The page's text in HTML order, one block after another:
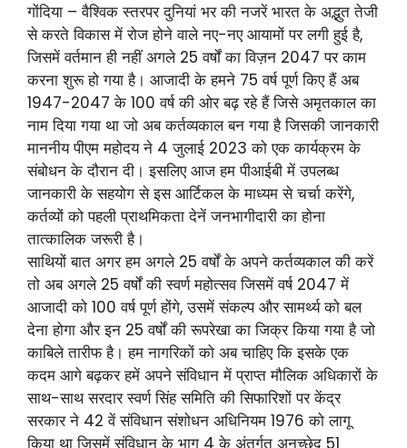
गोंदिया – वैश्विक स्तरपर दुनियां भर की नजरें भारत के अद्भुत तेजी
से करते विकास में रोज होने वाले नए-नए आयामों पर लगी हुई है,
जिसमें वर्तमान ही नहीं अगले 25 वर्षों का विज़न 2047 पर काम
करना शुरू हो गया है। आजादी के हमने 75 वर्ष पूर्ण किए हैं अब
1947-2047 के 100 वर्ष की ओर बढ़ रहे हैं जिसे अमृतकाल का
नाम दिया गया था जो अब कर्तव्यकाल बन गया है जिसकी जानकारी
माननीय पीएम महोदय ने 4 जुलाई 2023 को एक कार्यक्रम के
संबोधन के दौरान दी। इसलिए आज हम पीआईबी में उपलब्ध
जानकारी के सहयोग से इस आर्टिकल के माध्यम से चर्चा करेंगे,
कर्तव्यों को पहली प्राथमिकता देनें जनभागीदारी का होना
तात्कालिक जरूरी है।
साथियों बात अगर हम अगले 25 वर्षों के अपने कर्तव्यकाल की करें
तो अब अगले 25 वर्षों की स्वर्ण महोत्सव जिसमें वर्ष 2047 में
आजादी को 100 वर्ष पूर्ण होंगे, उसमें संकल्प और सामर्थ्य को बल
देना होगा और इन 25 वर्षों की रूपरेखा का जिक्र किया गया है जो
काबिले तारीफ है। हम नागरिकों को अब चाहिए कि इसके एक
कदम आगे बढ़कर हमें अपने संविधान में प्राप्त मौलिक अधिकारों के
साथ-साथ सरदार स्वर्ण सिंह समिति की सिफारिशों पर केंद्र
सरकार ने 42 वें संविधान संशोधन अधिनियम 1976 को लागू
किया था जिसमें संविधान के भाग 4 के अंतर्गत अनुच्छेद 51